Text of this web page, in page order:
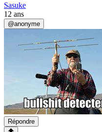
Sasuke
12 ans
@anonyme
Répondre